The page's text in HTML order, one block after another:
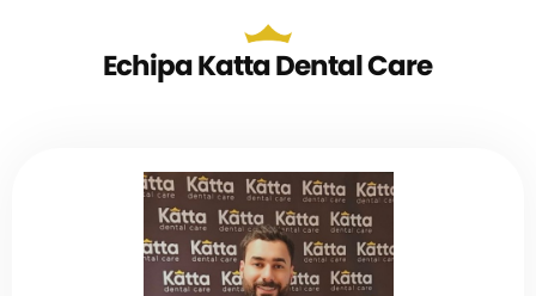
Echipa Katta Dental Care